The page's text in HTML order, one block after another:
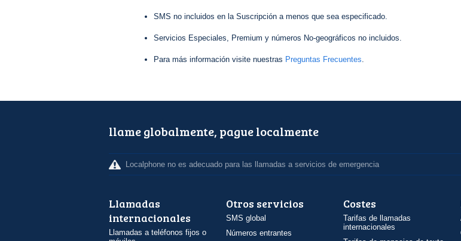
SMS no incluidos en la Suscripción a menos que sea especificado.
Servicios Especiales, Premium y números No-geográficos no incluidos.
Para más información visite nuestras Preguntas Frecuentes.
llame globalmente, pague localmente
Localphone no es adecuado para las llamadas a servicios de emergencia
Llamadas
internacionales
Llamadas a teléfonos fijos o
Otros servicios
SMS global
Números entrantes
Costes
Tarifas de llamadas
internacionales